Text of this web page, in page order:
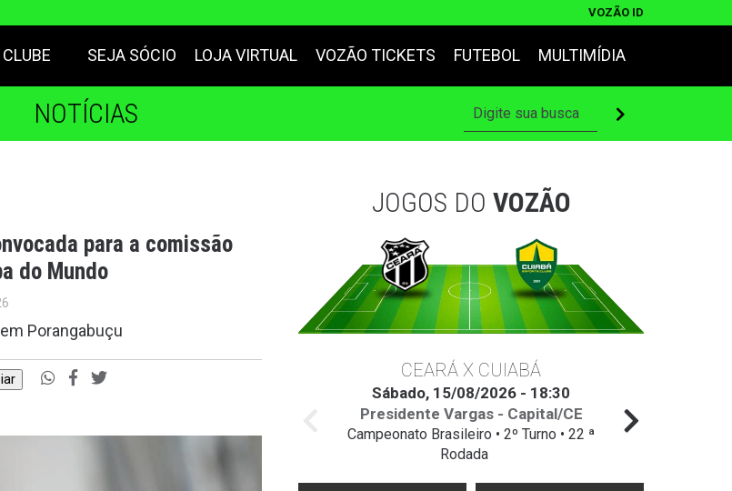
VOZÃO ID
CLUBE SEJA SÓCIO LOJA VIRTUAL VOZÃO TICKETS FUTEBOL MULTIMÍDIA
NOTÍCIAS
para a comissão
do Mundo
Porangabuçu
JOGOS DO VOZÃO
CEARÁ X CUIABÁ
Sábado, 15/08/2026 - 18:30
Presidente Vargas - Capital/CE
Campeonato Brasileiro • 2º Turno • 22 ª
Rodada